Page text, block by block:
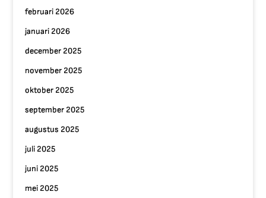
februari 2026
januari 2026
december 2025
november 2025
oktober 2025
september 2025
augustus 2025
juli 2025
juni 2025
mei 2025